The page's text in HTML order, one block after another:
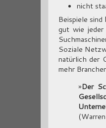
nicht
Beispiele sind
gut wie jeder
Soziale
natürlich der
mehr
»Der